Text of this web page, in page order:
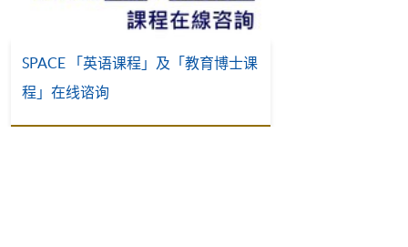
SPACE 「英语课程」及「教育博士课
程」在线谘询